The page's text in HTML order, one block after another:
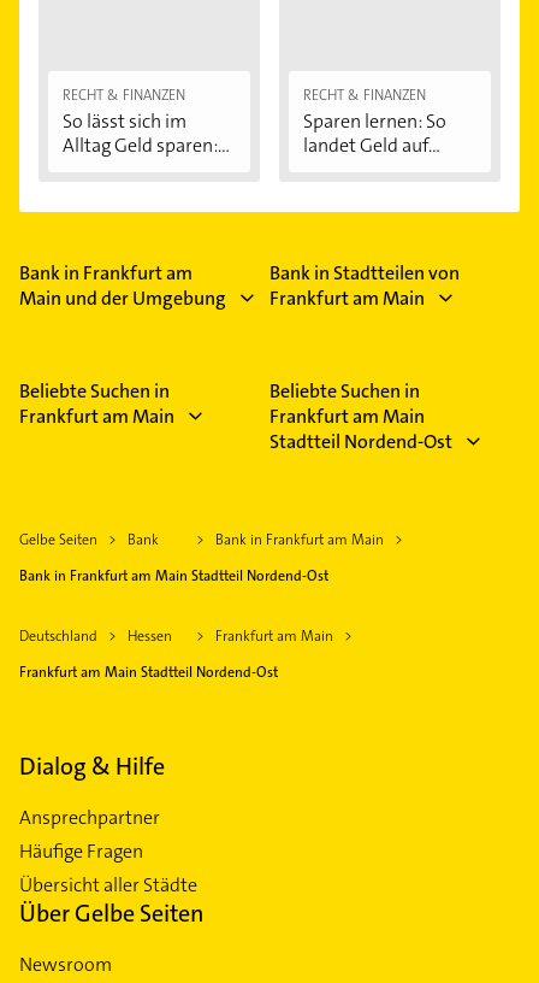
RECHT & FINANZEN
So lässt sich im
Alltag Geld sparen:...
RECHT & FINANZEN
Sparen lernen: So
landet Geld auf...
Bank in Frankfurt am
Main und der Umgebung
Bank in Stadtteilen von
Frankfurt am Main
Beliebte Suchen in
Frankfurt am Main
Beliebte Suchen in
Frankfurt am Main
Stadtteil Nordend-Ost
Gelbe Seiten Bank
Bank in Frankfurt am Main
Bank in Frankfurt am Main Stadtteil Nordend-Ost
Deutschland Hessen
Frankfurt am Main
Frankfurt am Main Stadtteil Nordend-Ost
Dialog & Hilfe
Ansprechpartner
Häufige Fragen
Übersicht aller Städte
Über Gelbe Seiten
Newsroom